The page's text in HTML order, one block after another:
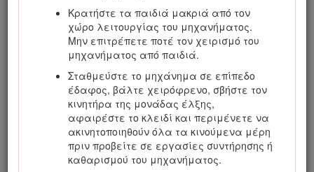
Κρατήστε τα παιδιά μακριά από τον
χώρο λειτουργίας του μηχανήματος.
Μην επιτρέπετε ποτέ τον χειρισμό του
μηχανήματος από παιδιά.
Σταθμεύστε το μηχάνημα σε επίπεδο
έδαφος, βάλτε χειρόφρενο, σβήστε τον
κινητήρα της μονάδας έλξης,
αφαιρέστε το κλειδί και περιμένετε να
ακινητοποιηθούν όλα τα κινούμενα μέρη
πριν προβείτε σε εργασίες συντήρησης ή
καθαρισμού του μηχανήματος.
αριθμό μοντέλου και τον σειριακό αριθμό του
προϊόντος σας. Στο Σχήμα1 παρουσιάζεται η θέση
στην οποία θα βρείτε την ετικέτα με το μοντέλο και
τον σειριακό αριθμό του προϊόντος. ναγράψτε τους
αριθμούς στο παρεχόμενο πεδίο.
Important: Με την κινητή σας συσκευή, μπορείτε να
σαρώσετε τον κωδικό QR (αν υπάρχει) στην ετικέτα
με τον σειριακό αριθμό σας για να δείτε
πληροφορίες για την εγγύηση, τα ανταλλακτικά,
καθώς και άλλες πληροφορίες για το προϊόν.